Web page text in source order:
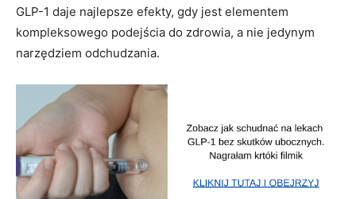
GLP-1 daje najlepsze efekty, gdy jest elementem
kompleksowego podejścia do zdrowia, a nie jedynym
narzędziem odchudzania.